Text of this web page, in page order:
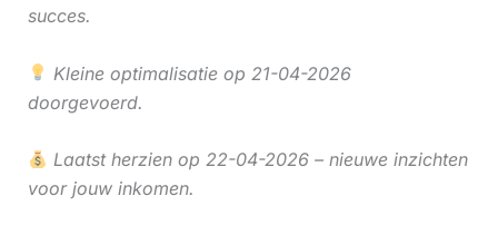
succes.
Kleine optimalisatie op 21-04-2026
doorgevoerd.
Laatst herzien op 22-04-2026 – nieuwe inzichten
voor jouw inkomen.